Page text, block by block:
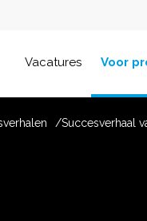
Vacatures Voor
Succesverhaal